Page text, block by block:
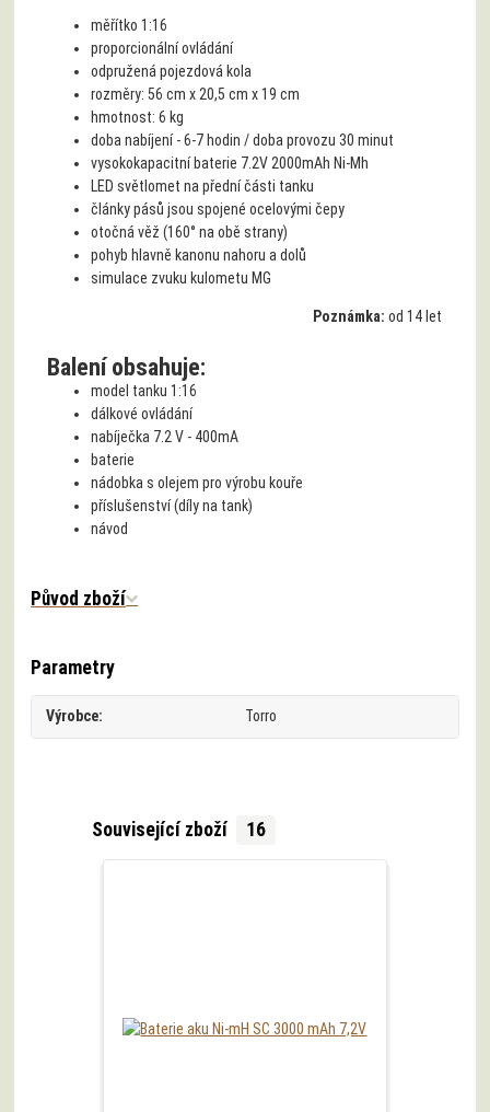
měřítko 1:16
proporcionální ovládání
odpružená pojezdová kola
rozměry: 56 cm x 20,5 cm x 19 cm
hmotnost: 6 kg
doba nabíjení - 6-7 hodin / doba provozu 30 minut
vysokokapacitní baterie 7.2V 2000mAh Ni-Mh
LED světlomet na přední části tanku
články pásů jsou spojené ocelovými čepy
otočná věž (160° na obě strany)
pohyb hlavně kanonu nahoru a dolů
simulace zvuku kulometu MG
Poznámka:od 14 let
Balení obsahuje:
model tanku 1:16
dálkové ovládání
nabíječka 7.2 V - 400mA
baterie
nádobka s olejem pro výrobu kouře
příslušenství (díly na tank)
návod
Původ zboží
Parametry
Výrobce Torro
Související zboží 16